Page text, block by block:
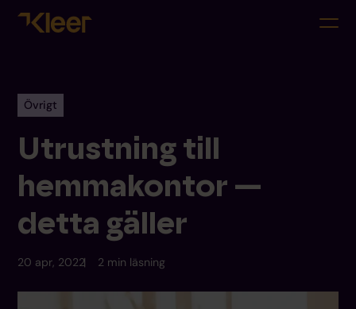
Övrigt
Utrustning till
hemmakontor —
detta gäller
20 apr, 2022 2 min läsning